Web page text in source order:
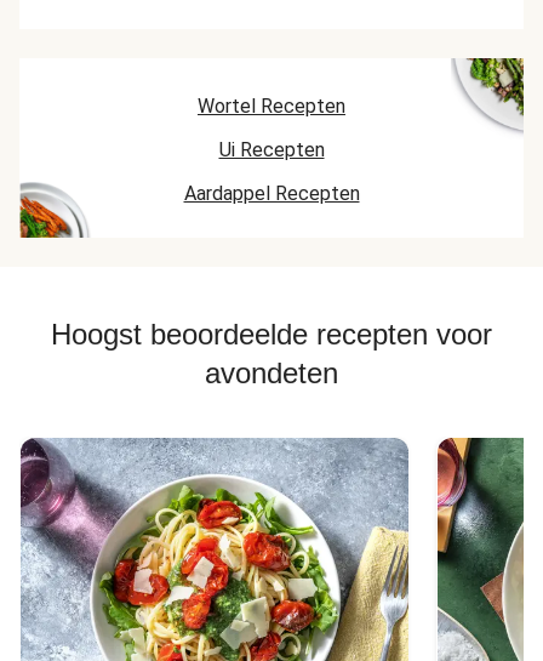
Wortel Recepten
Ui Recepten
Aardappel Recepten
Hoogst beoordeelde recepten voor
avondeten